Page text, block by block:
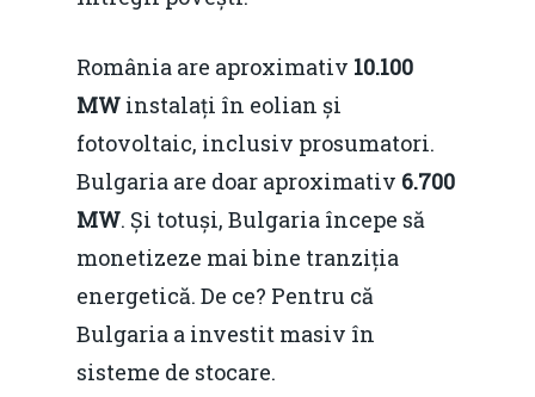
România are aproximativ 10.100
MW instalați în eolian și
fotovoltaic, inclusiv prosumatori.
Bulgaria are doar aproximativ 6.700
MW. Și totuși, Bulgaria începe să
monetizeze mai bine tranziția
energetică. De ce? Pentru că
Bulgaria a investit masiv în
sisteme de stocare.